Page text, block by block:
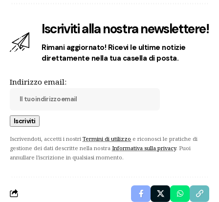
Iscriviti alla nostra newslettere!
Rimani aggiornato! Ricevi le ultime notizie
direttamente nella tua casella di posta.
Indirizzo email:
Iscrivendoti, accetti i nostri Termini di utilizzo e riconosci le pratiche di
gestione dei dati descritte nella nostra Informativa sulla privacy. Puoi
annullare l'iscrizione in qualsiasi momento.